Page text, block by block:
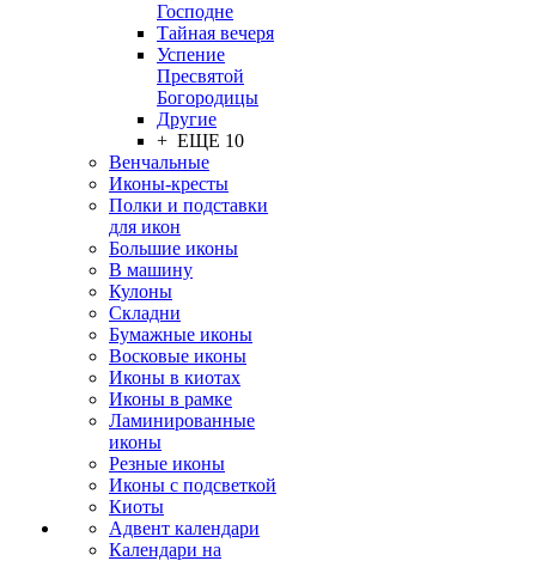
Господне
Тайная вечеря
Успение
Пресвятой
Богородицы
Другие
+ ЕЩЕ 10
Венчальные
Иконы-кресты
Полки и подставки
для икон
Большие иконы
В машину
Кулоны
Складни
Бумажные иконы
Восковые иконы
Иконы в киотах
Иконы в рамке
Ламинированные
иконы
Резные иконы
Иконы с подсветкой
Киоты
Адвент календари
Календари на